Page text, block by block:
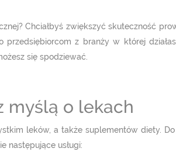
Chciałbyś zwiększyć skuteczność
z branży w której
się spodziewać.
myślą o lekach
leków, a także suplementów diety.
następujące usługi: